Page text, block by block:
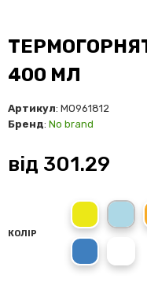
400 МЛ
Артикул: MO961812
Бренд: No brand
від 301.29
КОЛІР
Жовтий
Синій